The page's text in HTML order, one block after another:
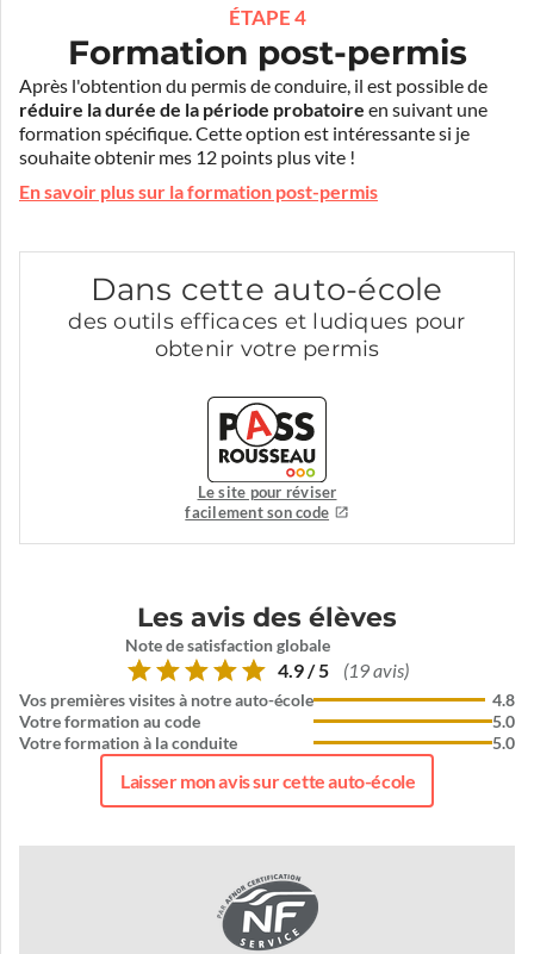
ÉTAPE 4
Formation post-permis
Après l'obtention du permis de conduire, il est possible de
réduire la durée de la période probatoire en suivant une
formation spécifique. Cette option est intéressante si je
souhaite obtenir mes 12 points plus vite !
En savoir plus sur la formation post-permis
Dans cette auto-école
des outils efficaces et ludiques pour
obtenir votre permis
Le site pour réviser
facilement son code
Les avis des élèves
Note de satisfaction globale
4.9 / 5 (19 avis)
Vos premières visites à notre auto-école
Votre formation au code
Votre formation à la conduite
4.8
5.0
5.0
Laisser mon avis sur cette auto-école